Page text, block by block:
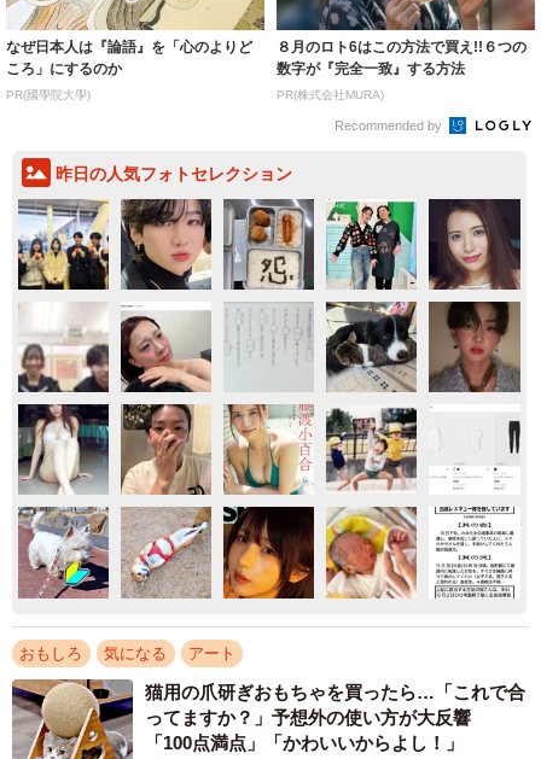
なぜ日本人は『論語』を「心のよりど
ころ」にするのか
PR(國學院大學)
８月のロト6はこの方法で買え!!６つの
数字が『完全一致』する方法
PR(株式会社MURA)
Recommended by
昨日の人気フォトセレクション
おもしろ 気になる アート
猫用の爪研ぎおもちゃを買ったら…「これで合
ってますか？」予想外の使い方が大反響
「100点満点」「かわいいからよし！」